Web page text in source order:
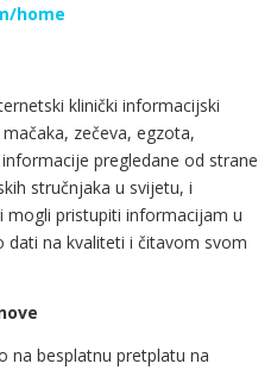
home
klinički informacijski
zečeva, egzota,
pregledane od strane
stručnjaka u svijetu, i
mogli pristupiti informacijam u
na kvaliteti i čitavom svom
na besplatnu pretplatu na